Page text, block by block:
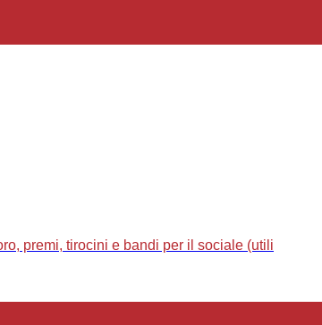
premi, tirocini e bandi per il sociale (utili